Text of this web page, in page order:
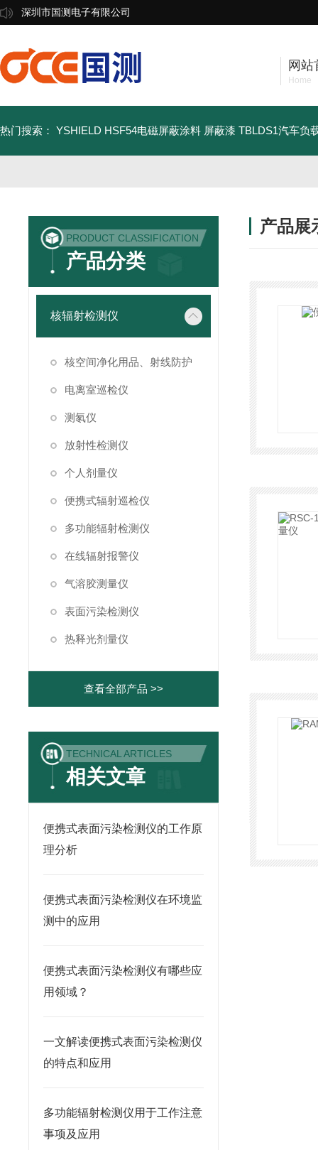
深圳市国测电子有限公司
网站
Home
热门搜索： YSHIELD HSF54电磁屏蔽涂料 屏蔽漆 TBLDS1汽车负
PRODUCT CLASSIFICATION
产品分类
核辐射检测仪
核空间净化用品、射线防护
电离室巡检仪
测氡仪
放射性检测仪
个人剂量仪
便携式辐射巡检仪
多功能辐射检测仪
在线辐射报警仪
气溶胶测量仪
表面污染检测仪
热释光剂量仪
查看全部产品 >>
TECHNICAL ARTICLES
相关文章
便携式表面污染检测仪的工作原
理分析
便携式表面污染检测仪在环境监
测中的应用
便携式表面污染检测仪有哪些应
用领域？
一文解读便携式表面污染检测仪
的特点和应用
多功能辐射检测仪用于工作注意
事项及应用
产品展